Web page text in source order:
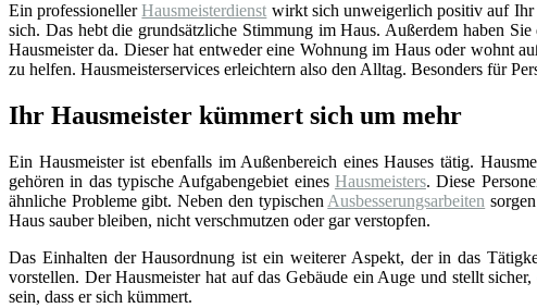
Ein professionellerHausmeisterdienst wirkt sich unweigerlich positiv auf Ihr
sich. Das hebt die grundsätzliche Stimmung im Haus. Außerdem haben
Hausmeister da. Dieser hat entweder eine Wohnung im Haus oder wohnt
zu helfen. Hausmeisterservices erleichtern also den Alltag. Besonders für
Ihr Hausmeister kümmert sich um mehr
Ein Hausmeister ist ebenfalls im Außenbereich eines Hauses tätig.
gehören in das typische Aufgabengebiet eines Hausmeisters. Diese
ähnliche Probleme gibt. Neben den typischen Ausbesserungsarbeiten
Haus sauber bleiben, nicht verschmutzen oder gar verstopfen.
Das Einhalten der Hausordnung ist ein weiterer Aspekt, der in das
vorstellen. Der Hausmeister hat auf das Gebäude ein Auge und stellt
sein, dass er sich kümmert.